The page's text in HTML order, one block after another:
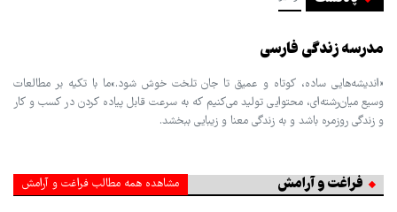
مدرسه زندگی فارسی
«اندیشه‌هایی ساده، کوتاه و عمیق تا جان تلخت خوش شود.»ما با تکیه بر مطالعات
وسیع میان‌رشته‌ای، محتوایی تولید می‌کنیم که به سرعت قابل پیاده کردن در کسب و کار
و زندگی روزمره باشد و به زندگی معنا و زیبایی ببخشد.
فراغت و آرامش مشاهده همه مطالب فراغت و آرامش